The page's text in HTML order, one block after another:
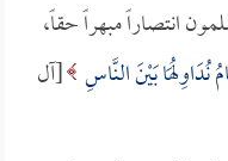
انتصاراً مبهراً حقاً،
نُدَاوِلُهَا بَيْنَ النَّاسِ [آل